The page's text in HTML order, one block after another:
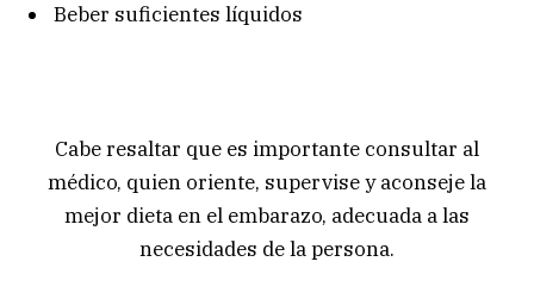
Beber suficientes líquidos
Cabe resaltar que es importante consultar al
médico, quien oriente, supervise y aconseje la
mejor dieta en el embarazo, adecuada a las
necesidades de la persona.